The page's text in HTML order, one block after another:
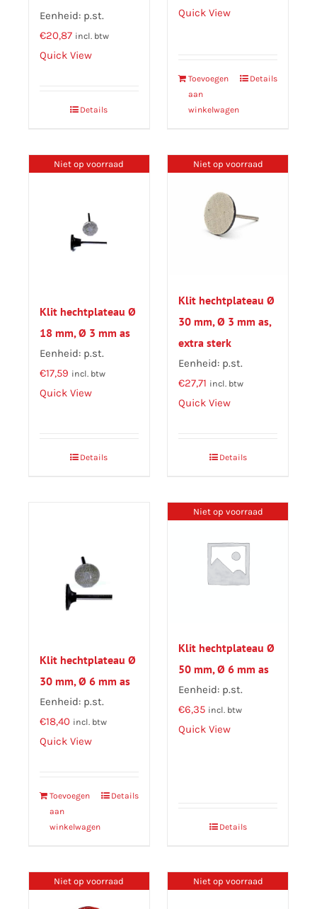
Eenheid: p.st.
€20,87 incl. btw
Quick View
Details
Quick View
Toevoegen
aan
winkelwagen
Details
Niet op voorraad
Klit hechtplateau Ø
18 mm, Ø 3 mm as
Eenheid: p.st.
€17,59 incl. btw
Quick View
Details
Niet op voorraad
Klit hechtplateau Ø
30 mm, Ø 3 mm as,
extra sterk
Eenheid: p.st.
€27,71 incl. btw
Quick View
Details
Klit hechtplateau Ø
30 mm, Ø 6 mm as
Eenheid: p.st.
€18,40 incl. btw
Quick View
Toevoegen
aan
winkelwagen
Details
Niet op voorraad
Klit hechtplateau Ø
50 mm, Ø 6 mm as
Eenheid: p.st.
€6,35 incl. btw
Quick View
Details
Niet op voorraad Niet op voorraad